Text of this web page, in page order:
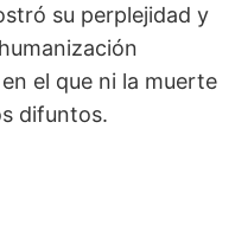
su perplejidad y
el que ni la muerte
difuntos.